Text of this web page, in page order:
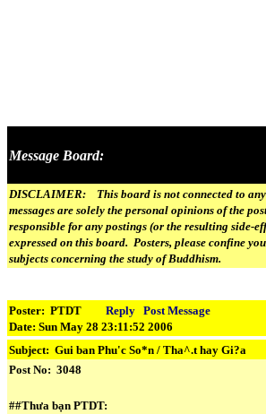
Message Board:
DISCLAIMER: This board is not connected to
messages are solely the personal opinions of the
responsible for any postings (or the resulting side-
expressed on this board. Posters, please confine
subjects concerning the study of Buddhism.
Poster: PTDT Reply Post Message
Date: Sun May 28 23:11:52 2006
Subject: Gui ban Phu'c So*n / Tha^.t hay Gi?a
Post No: 3048
##Thưa bạn PTDT: